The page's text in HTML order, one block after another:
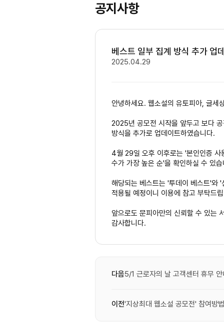
공지사항
베스트 일부 집계 방식 추가 업
2025.04.29
안녕하세요. 웹소설의 유토피아, 글세
2025년 공모전 시작을 앞두고 보다
방식을 추가로 업데이트하였습니다.
4월 29일 오후 이후로는 '본인인증 사
수가 가장 높은 순'을 확인하실 수 있
해당되는 베스트는 '투데이 베스트'와
적용될 예정이니 이용에 참고 부탁드
앞으로도 문피아만의 신뢰할 수 있는
감사합니다.
다음5/1 근로자의 날 고객센터 휴무 안
이전'지상최대 웹소설 공모전' 참여방